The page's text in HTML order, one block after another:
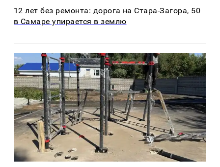
12 лет без ремонта: дорога на Стара-Загора, 50
в Самаре упирается в землю